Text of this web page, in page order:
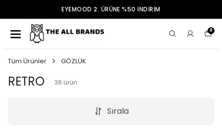
EYEMOOD 2. ÜRÜNE %50 İNDİRİM
0
Tüm Ürünler GÖZLÜK
RETRO 36 ürün
Sırala